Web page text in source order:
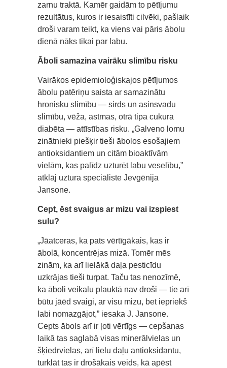
zarnu traktā. Kamēr gaidām to pētījumu
rezultātus, kuros ir iesaistīti cilvēki, pašlaik
droši varam teikt, ka viens vai pāris ābolu
dienā nāks tikai par labu.
Āboli samazina vairāku slimību risku
Vairākos epidemioloģiskajos pētījumos
ābolu patēriņu saista ar samazinātu
hronisku slimību — sirds un asinsvadu
slimību, vēža, astmas, otrā tipa cukura
diabēta — attīstības risku. „Galveno lomu
zinātnieki piešķir tieši ābolos esošajiem
antioksidantiem un citām bioaktīvām
vielām, kas palīdz uzturēt labu veselību,”
atklāj uztura speciāliste Jevgēnija
Jansone.
Cept, ēst svaigus ar mizu vai izspiest
sulu?
„Jāatceras, ka pats vērtīgākais, kas ir
ābolā, koncentrējas mizā. Tomēr mēs
zinām, ka arī lielākā daļa pesticīdu
uzkrājas tieši turpat. Taču tas nenozīmē,
ka āboli veikalu plauktā nav droši — tie arī
būtu jāēd svaigi, ar visu mizu, bet iepriekš
labi nomazgājot,” iesaka J. Jansone.
Cepts ābols arī ir ļoti vērtīgs — cepšanas
laikā tas saglabā visas minerālvielas un
šķiedrvielas, arī lielu daļu antioksidantu,
turklāt tas ir drošākais veids, kā apēst